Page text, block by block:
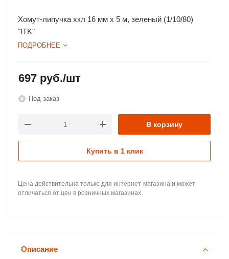
Хомут-липучка хкл 16 мм х 5 м, зеленый (1/10/80)
"ITK"
ПОДРОБНЕЕ
697 руб./шт
Под заказ
В корзину
Купить в 1 клик
Цена действительна только для интернет-магазина и может
отличаться от цен в розничных магазинах
Описание